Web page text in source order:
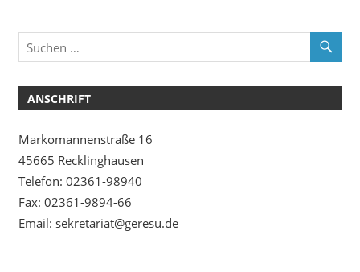
ANSCHRIFT
Markomannenstraße 16
45665 Recklinghausen
Telefon: 02361-98940
Fax: 02361-9894-66
Email: sekretariat@geresu.de